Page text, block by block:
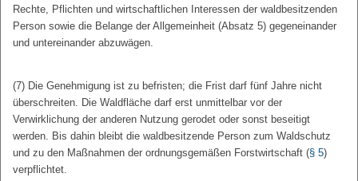
Rechte, Pflichten und wirtschaftlichen Interessen der waldbesitzenden
Person sowie die Belange der Allgemeinheit (Absatz 5) gegeneinander
und untereinander abzuwägen.
(7) Die Genehmigung ist zu befristen; die Frist darf fünf Jahre nicht
überschreiten. Die Waldfläche darf erst unmittelbar vor der
Verwirklichung der anderen Nutzung gerodet oder sonst beseitigt
werden. Bis dahin bleibt die waldbesitzende Person zum Waldschutz
und zu den Maßnahmen der ordnungsgemäßen Forstwirtschaft (§ 5)
verpflichtet.